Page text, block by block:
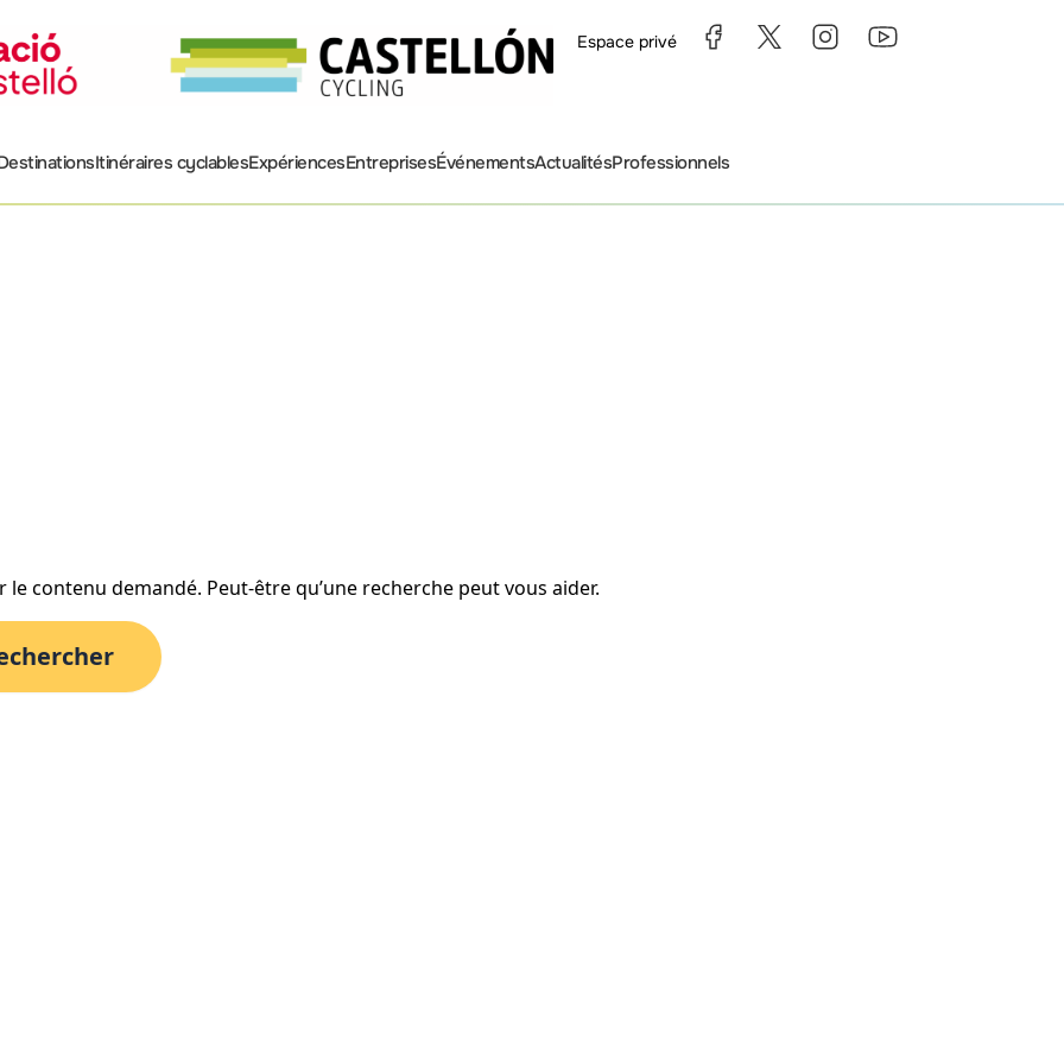
Espace privé
Itinéraires cyclablesExpériencesEntreprisesÉvénementsActualitésProfessionnels
contenu demandé. Peut-être qu’une recherche peut vous aider.